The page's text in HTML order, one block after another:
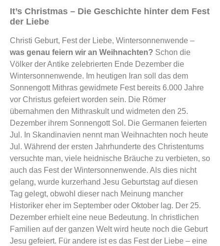
It’s Christmas – Die Geschichte hinter dem Fest
der Liebe
Christi Geburt, Fest der Liebe, Wintersonnenwende –
was genau feiern wir an Weihnachten? Schon die
Völker der Antike zelebrierten Ende Dezember die
Wintersonnenwende. Im heutigen Iran soll das dem
Sonnengott Mithras gewidmete Fest bereits 6.000 Jahre
vor Christus gefeiert worden sein. Die Römer
übernahmen den Mithraskult und widmeten den 25.
Dezember ihrem Sonnengott Sol. Die Germanen feierten
Jul. In Skandinavien nennt man Weihnachten noch heute
Jul. Während der ersten Jahrhunderte des Christentums
versuchte man, viele heidnische Bräuche zu verbieten, so
auch das Fest der Wintersonnenwende. Als dies nicht
gelang, wurde kurzerhand Jesu Geburtstag auf diesen
Tag gelegt, obwohl dieser nach Meinung mancher
Historiker eher im September oder Oktober lag. Der 25.
Dezember erhielt eine neue Bedeutung. In christlichen
Familien auf der ganzen Welt wird heute noch die Geburt
Jesu gefeiert. Für andere ist es das Fest der Liebe – eine